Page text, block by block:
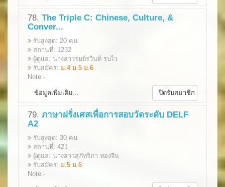
78. The Triple C: Chinese, Culture, &
Conver...
รับสูงสุด: 20 คน
สถานที่: 1232
ผู้ดูแล: นางสาวรมย์รวินท์ รบไว
รับสมัคร: ม.4 ม.5 ม.6
Note:-
ข้อมูลเพิ่มเติม... ปิดรับสมาชิก
79. ภาษาฝรั่งเศสเพื่อการสอบวัดระดับ DELF
A2
รับสูงสุด: 30 คน
สถานที่: 421
ผู้ดูแล: นางสาวสุภัทริภา ทองจีน
รับสมัคร: ม.5 ม.6
Note:-